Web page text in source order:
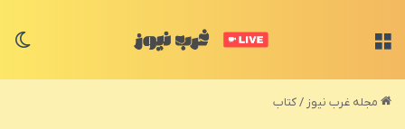
مجله غرب نیوز /کتاب